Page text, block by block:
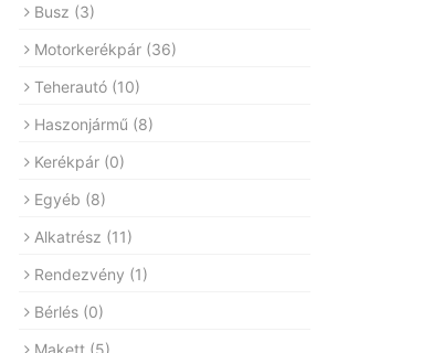
Busz (3)
Motorkerékpár (36)
Teherautó (10)
Haszonjármű (8)
Kerékpár (0)
Egyéb (8)
Alkatrész (11)
Rendezvény (1)
Bérlés (0)
Makett (5)